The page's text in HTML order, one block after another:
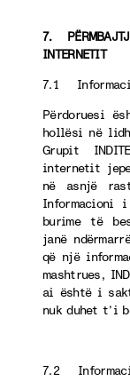
7.
INTERNETIT
7.1
Përdoruesi
hollësi në
Grupit
internetit
në asnjë
Informacioni i
burime të
janë
që një
mashtrues,
ai është i
nuk duhet t’i
7.2